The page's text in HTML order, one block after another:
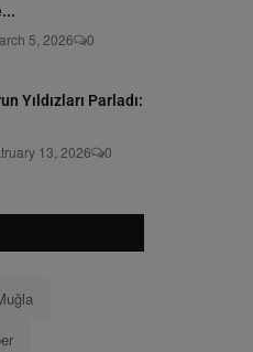
5, 2026 0
Yıldızları Parladı:
13, 2026 0